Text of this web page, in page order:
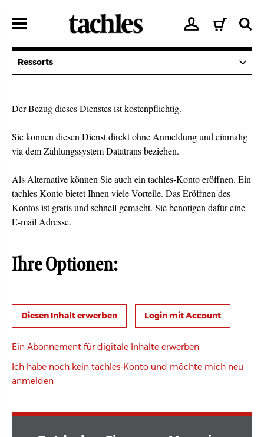
zum
👤 🛒 🔍
Ressorts
Der Bezug dieses Dienstes ist kostenpflichtig.
Sie können diesen Dienst direkt ohne Anmeldung und einmalig
via dem Zahlungssystem Datatrans beziehen.
Als Alternative können Sie auch ein tachles-Konto eröffnen. Ein
tachles Konto bietet Ihnen viele Vorteile. Das Eröffnen des
Kontos ist gratis und schnell gemacht. Sie benötigen dafür eine
E-mail Adresse.
Ihre Optionen:
Login mit Account
Ein Abonnement für digitale Inhalte erwerben
Ich habe noch kein tachles-Konto und möchte mich neu
anmelden